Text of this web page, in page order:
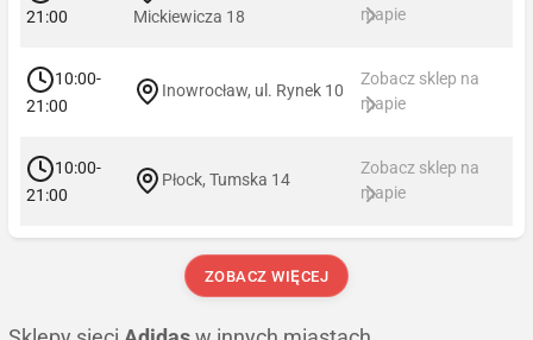
21:00 Mickiewicza 18 mapie
10:00-
21:00
Inowrocław, ul. Rynek 10
Zobacz sklep na
mapie
10:00-
21:00
Płock, Tumska 14
Zobacz sklep na
mapie
ZOBACZ WIĘCEJ